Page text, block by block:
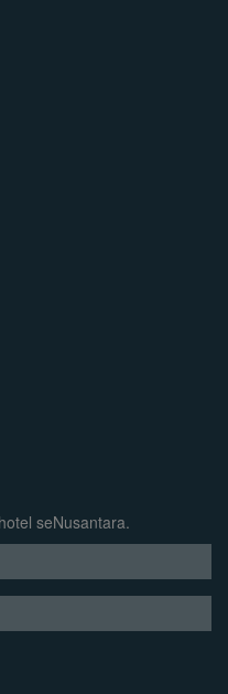
seNusantara.